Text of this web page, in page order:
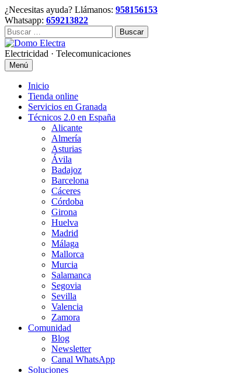
Skip
to
content
¿Necesitas ayuda? Llámanos: 958156153
Whatsapp: 659213822
Buscar:
Electricidad · Telecomunicaciones
Menú
Inicio
Tienda online
Servicios en Granada
Técnicos 2.0 en España
Alicante
Almería
Asturias
Ávila
Badajoz
Barcelona
Cáceres
Córdoba
Girona
Huelva
Madrid
Málaga
Mallorca
Murcia
Salamanca
Segovia
Sevilla
Valencia
Zamora
Comunidad
Blog
Newsletter
Canal WhatsApp
Soluciones